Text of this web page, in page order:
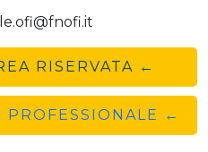
RISERVATA ←
←